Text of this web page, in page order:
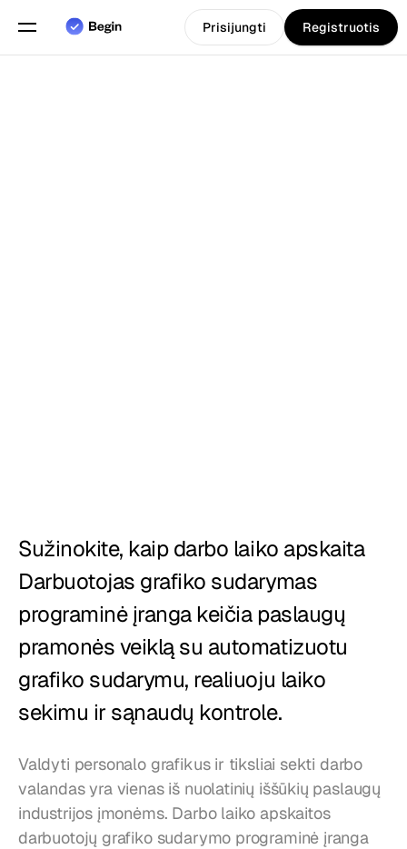
Maisto tiekimas
Kainos
Prisijungti Registruotis
Sužinokite, kaip darbo laiko apskaita
Darbuotojas grafiko sudarymas
programinė įranga keičia paslaugų
pramonės veiklą su automatizuotu
grafiko sudarymu, realiuoju laiko
sekimu ir sąnaudų kontrole.
Valdyti personalo grafikus ir tiksliai sekti darbo
valandas yra vienas iš nuolatinių iššūkių paslaugų
industrijos įmonėms. Darbo laiko apskaitos
darbuotojų grafiko sudarymo programinė įranga